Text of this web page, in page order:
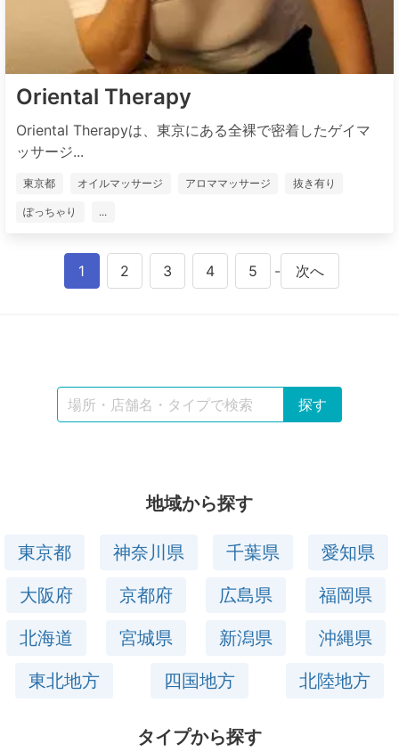
Oriental Therapy
Oriental Therapyは、東京にある全裸で密着したゲイマ
ッサージ...
東京都 オイルマッサージ アロママッサージ 抜き有り
ぽっちゃり ...
1 2 3 4 5 - 次へ
地域から探す
東京都 神奈川県 千葉県
愛知県
大阪府
京都府 広島県
福岡県
北海道
宮城県 新潟県
沖縄県
東北地方
四国地方 北陸地方
タイプから探す